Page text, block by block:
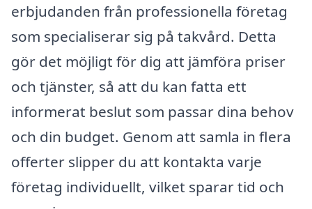
erbjudanden från professionella företag
som specialiserar sig på takvård. Detta
gör det möjligt för dig att jämföra priser
och tjänster, så att du kan fatta ett
informerat beslut som passar dina behov
och din budget. Genom att samla in flera
offerter slipper du att kontakta varje
företag individuellt, vilket sparar tid och